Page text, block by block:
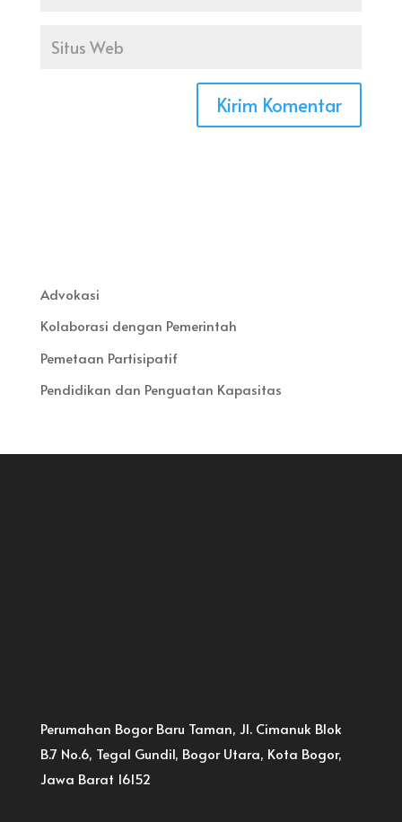
Advokasi
Kolaborasi dengan Pemerintah
Pemetaan Partisipatif
Pendidikan dan Penguatan Kapasitas
Perumahan Bogor Baru Taman, Jl. Cimanuk Blok
B.7 No.6, Tegal Gundil, Bogor Utara, Kota Bogor,
Jawa Barat 16152